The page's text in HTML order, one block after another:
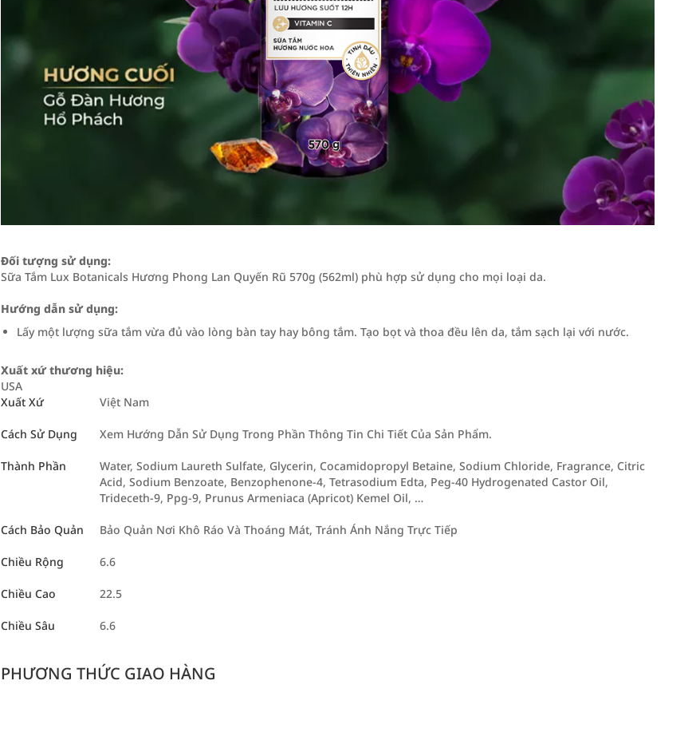
Đối tượng sử dụng:
Sữa Tắm Lux Botanicals Hương Phong Lan Quyến Rũ 570g (562ml) phù hợp sử dụng cho mọi loại da.
Hướng dẫn sử dụng:
Lấy một lượng sữa tắm vừa đủ vào lòng bàn tay hay bông tắm. Tạo bọt và thoa đều lên da, tắm sạch lại với nước.
Xuất xứ thương hiệu:
USA
Xuất Xứ
Việt Nam
Cách Sử Dụng Xem Hướng Dẫn Sử Dụng Trong Phần Thông Tin Chi Tiết Của Sản Phẩm.
Thành Phần
Water, Sodium Laureth Sulfate, Glycerin, Cocamidopropyl Betaine, Sodium Chloride, Fragrance, Citric
Acid, Sodium Benzoate, Benzophenone-4, Tetrasodium Edta, Peg-40 Hydrogenated Castor Oil,
Trideceth-9, Ppg-9, Prunus Armeniaca (Apricot) Kemel Oil, …
Cách Bảo Quản Bảo Quản Nơi Khô Ráo Và Thoáng Mát, Tránh Ánh Nắng Trực Tiếp
Chiều Rộng 6.6
Chiều Cao 22.5
Chiều Sâu 6.6
PHƯƠNG THỨC GIAO HÀNG